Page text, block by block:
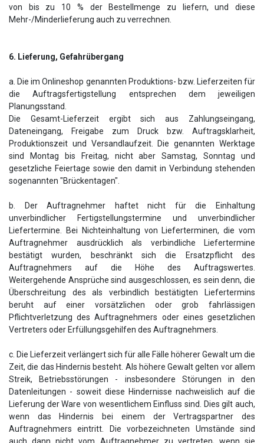
von bis zu 10 % der Bestellmenge zu liefern, und diese
Mehr-/Minderlieferung auch zu verrechnen.
6. Lieferung, Gefahrübergang
a. Die im Onlineshop genannten Produktions- bzw. Lieferzeiten für
die Auftragsfertigstellung entsprechen dem jeweiligen
Planungsstand.
Die Gesamt-Lieferzeit ergibt sich aus Zahlungseingang,
Dateneingang, Freigabe zum Druck bzw. Auftragsklarheit,
Produktionszeit und Versandlaufzeit. Die genannten Werktage
sind Montag bis Freitag, nicht aber Samstag, Sonntag und
gesetzliche Feiertage sowie den damit in Verbindung stehenden
sogenannten "Brückentagen".
b. Der Auftragnehmer haftet nicht für die Einhaltung
unverbindlicher Fertigstellungstermine und unverbindlicher
Liefertermine. Bei Nichteinhaltung von Lieferterminen, die vom
Auftragnehmer ausdrücklich als verbindliche Liefertermine
bestätigt wurden, beschränkt sich die Ersatzpflicht des
Auftragnehmers auf die Höhe des Auftragswertes.
Weitergehende Ansprüche sind ausgeschlossen, es sein denn, die
Überschreitung des als verbindlich bestätigten Liefertermins
beruht auf einer vorsätzlichen oder grob fahrlässigen
Pflichtverletzung des Auftragnehmers oder eines gesetzlichen
Vertreters oder Erfüllungsgehilfen des Auftragnehmers.
c. Die Lieferzeit verlängert sich für alle Fälle höherer Gewalt um die
Zeit, die das Hindernis besteht. Als höhere Gewalt gelten vor allem
Streik, Betriebsstörungen - insbesondere Störungen in den
Datenleitungen - soweit diese Hindernisse nachweislich auf die
Lieferung der Ware von wesentlichem Einfluss sind. Dies gilt auch,
wenn das Hindernis bei einem der Vertragspartner des
Auftragnehmers eintritt. Die vorbezeichneten Umstände sind